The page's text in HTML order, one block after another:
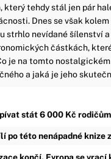
který tehdy stál jen pár
Dnes se však
strhlo nevídané šílenství
částkách,
je na tomto nostalgickém
a jaká je jeho
stát 6 000 Kč
po této nenápadné knize